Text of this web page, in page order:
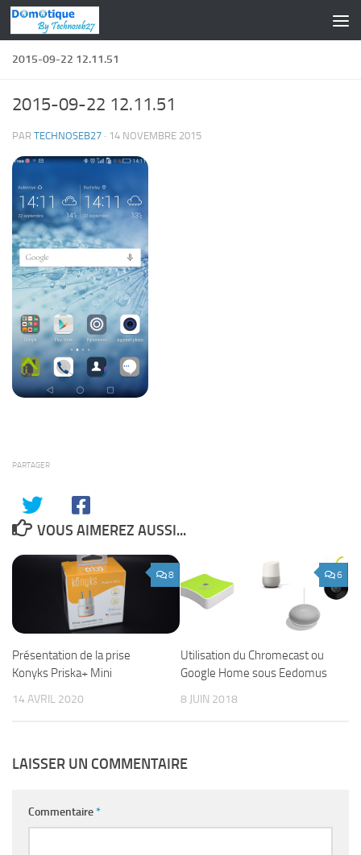
Skip to content
2015-09-22 12.11.51
2015-09-22 12.11.51
PAR TECHNOSEB27 · 14 NOVEMBRE 2015
PARTAGER
VOUS AIMEREZ AUSSI...
8
Présentation de la prise
Konyks Priska+ Mini
14 AVRIL 2020
6
Utilisation du Chromecast ou
Google Home sous Eedomus
8 JUIN 2018
LAISSER UN COMMENTAIRE
Commentaire*